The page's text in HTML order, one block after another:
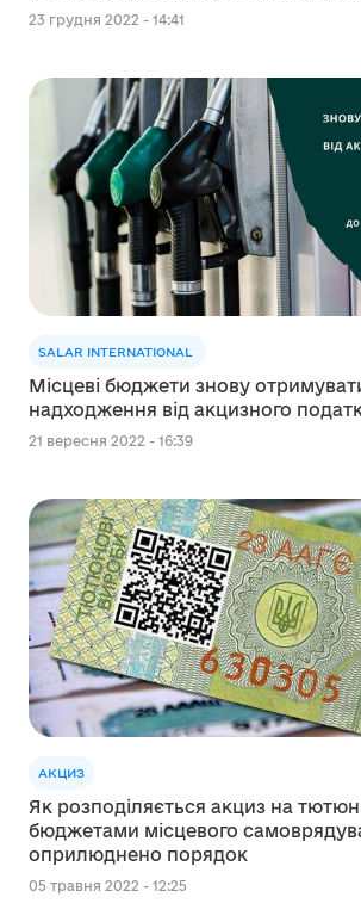
23 грудня 2022 - 14:41
SALAR INTERNATIONAL
Місцеві бюджети знову
надходження від акцизного
21 вересня 2022 - 16:39
АКЦИЗ
Як розподіляється акциз на
бюджетами місцевого
оприлюднено порядок
05 травня 2022 - 12:25